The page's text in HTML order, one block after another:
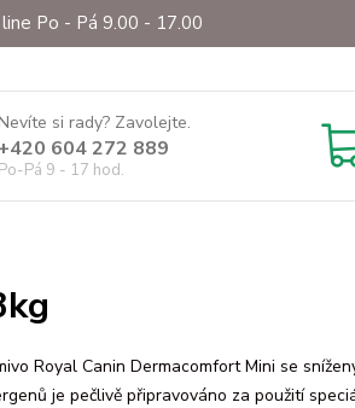
Po - Pá 9.00 - 17.00
Nevíte si rady? Zavolejte.
+420 604 272 889
Po-Pá 9 - 17 hod.
Royal Canin Dermacomfort Mini se
je pečlivě připravováno za použití